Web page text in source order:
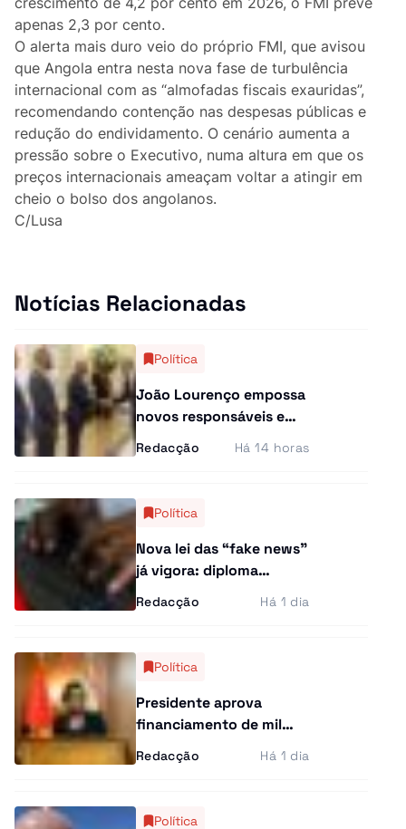
Curiosidades
Entrevistas
Última Hora
Ensino Superior
Gastronomia
apenas 2,3 por cento.
O alerta mais duro veio do próprio FMI, que avisou
que Angola entra nesta nova fase de turbulência
internacional com as “almofadas fiscais exauridas”,
recomendando contenção nas despesas públicas e
redução do endividamento. O cenário aumenta a
pressão sobre o Executivo, numa altura em que os
preços internacionais ameaçam voltar a atingir em
cheio o bolso dos angolanos.
C/Lusa
Notícias Relacionadas
Política
João Lourenço empossa
novos responsáveis e
exige resultados: “O
Executivo conta
Redacção Há 14 horas
Política
Nova lei das “fake news”
já vigora: diploma
publicados no
Redacção Há 1 dia
Política
Presidente aprova
financiamento de mil
banco francês
Redacção Há 1 dia
Política